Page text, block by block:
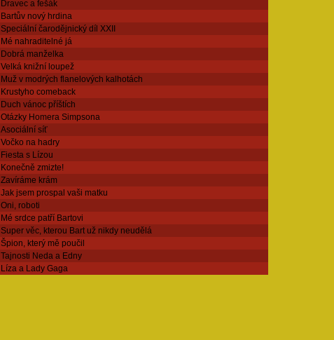
Dravec a fešák
Bartův nový hrdina
Speciální čarodějnický díl XXII
Mé nahraditelné já
Dobrá manželka
Velká knižní loupež
Muž v modrých flanelových kalhotách
Krustyho comeback
Duch vánoc příštích
Otázky Homera Simpsona
Asociální síť
Vočko na hadry
Fiesta s Lízou
Konečně zmizte!
Zavíráme krám
Jak jsem prospal vaši matku
Oni, roboti
Mé srdce patří Bartovi
Super věc, kterou Bart už nikdy neudělá
Špion, který mě poučil
Tajnosti Neda a Edny
Líza a Lady Gaga